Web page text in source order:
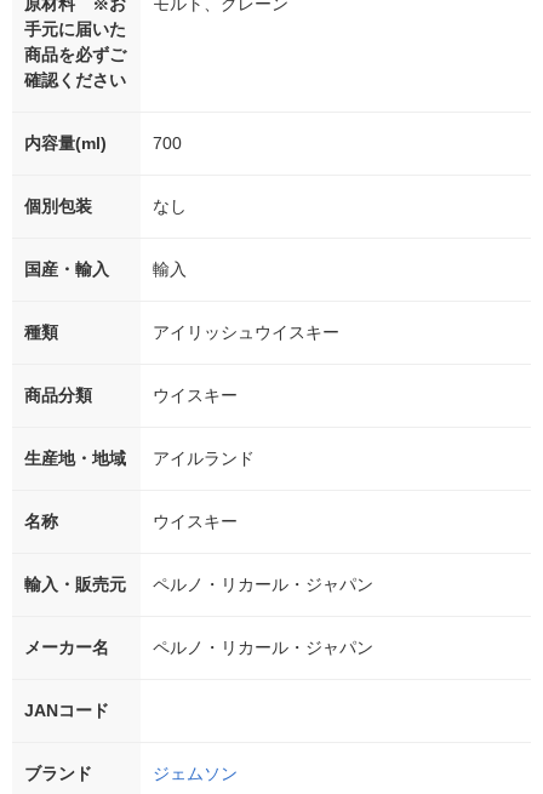
原材料 ※お
手元に届いた
商品を必ずご
確認ください
モルト、グレーン
内容量(ml) 700
個別包装 なし
国産・輸入 輸入
種類 アイリッシュウイスキー
商品分類 ウイスキー
生産地・地域 アイルランド
名称 ウイスキー
輸入・販売元 ペルノ・リカール・ジャパン
メーカー名 ペルノ・リカール・ジャパン
JANコード
ブランド ジェムソン